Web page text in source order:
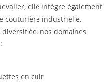
elle intègre également
couturière industrielle.
diversifiée, nos domaines
en cuir